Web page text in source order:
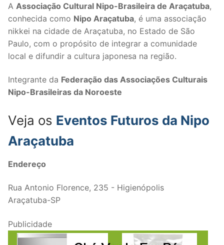
A Associação Cultural Nipo-Brasileira de Araçatuba,
conhecida como Nipo Araçatuba, é uma associação
nikkei na cidade de Araçatuba, no Estado de São
Paulo, com o propósito de integrar a comunidade
local e difundir a cultura japonesa na região.
Integrante da Federação das Associações Culturais
Nipo-Brasileiras da Noroeste
Veja os Eventos Futuros da Nipo
Araçatuba
Endereço
Rua Antonio Florence, 235 - Higienópolis
Araçatuba-SP
Publicidade